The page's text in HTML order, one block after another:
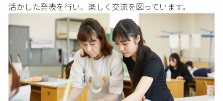
活かした発表を行い、楽しく交流を図っています。